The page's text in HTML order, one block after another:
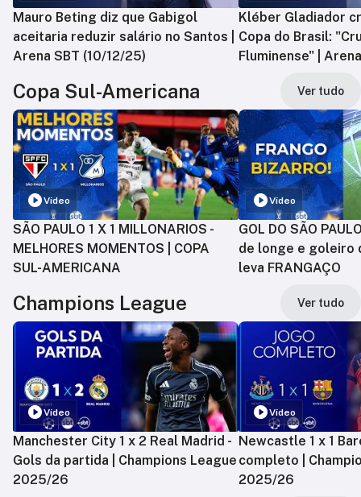
Mauro Beting diz que Gabigol
aceitaria reduzir salário no Santos |
Arena SBT (10/12/25)
Kléber Gladiador
Copa do Brasil:
Fluminense" |
Copa Sul-Americana Ver tudo
Vídeo
SÃO PAULO 1 X 1 MILLONARIOS -
MELHORES MOMENTOS | COPA
SUL-AMERICANA
Vídeo
GOL DO SÃO
de longe e goleiro
leva FRANGAÇO
Champions League Ver tudo
Vídeo
Manchester City 1 x 2 Real Madrid -
Gols da partida | Champions League
2025/26
Vídeo
Newcastle 1 x 1
completo |
2025/26